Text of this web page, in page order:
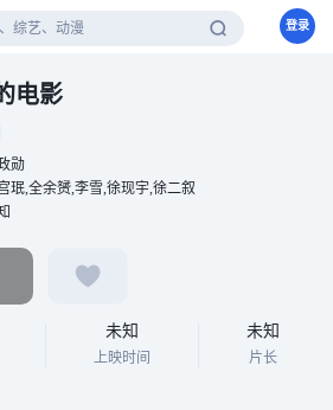
登录
电影
勋
珉,全余赟,李雪,徐现宇,徐二叙
未知
上映时间
未知
片长